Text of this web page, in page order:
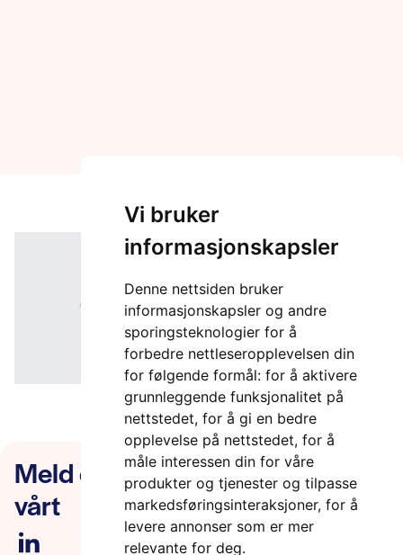
Vi bruker
informasjonskapsler
Denne nettsiden bruker
informasjonskapsler og andre
sporingsteknologier for å
forbedre nettleseropplevelsen din
for følgende formål: for å aktivere
grunnleggende funksjonalitet på
nettstedet, for å gi en bedre
opplevelse på nettstedet, for å
måle interessen din for våre
produkter og tjenester og tilpasse
markedsføringsinteraksjoner, for å
levere annonser som er mer
relevante for deg.
Meld deg på nyhetsbrevet
vårt